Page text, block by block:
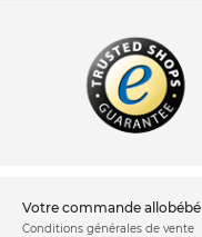
votre commande allobébé
Conditions générales de vente